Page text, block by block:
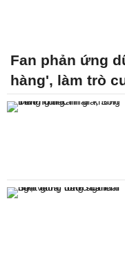
Fan phản ứng
hàng', làm trò